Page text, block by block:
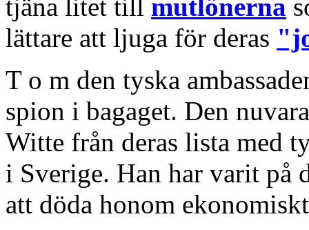
tjäna litet till mutlönerna
lättare att ljuga för deras
T o m den tyska
spion i bagaget. Den
Witte från deras lista med
i Sverige. Han har varit på
att döda honom